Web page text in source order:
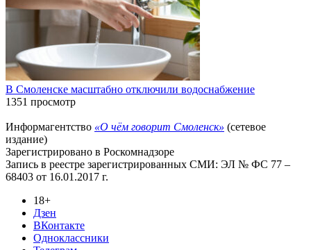
В Смоленске масштабно отключили водоснабжение
1351 просмотр
Информагентство «О чём говорит Смоленск» (сетевое
издание)
Зарегистрировано в Роскомнадзоре
Запись в реестре зарегистрированных СМИ: ЭЛ № ФС 77 –
68403 от 16.01.2017 г.
18+
Дзен
ВКонтакте
Одноклассники